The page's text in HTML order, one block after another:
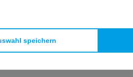
speichern